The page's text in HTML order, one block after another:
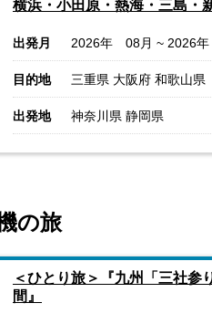
横浜・小田原・熱海・三島・
出発月 2026年 08月 ~ 2026
目的地 三重県 大阪府 和歌山県
出発地 神奈川県 静岡県
の旅
＜ひとり旅＞『九州「三社
間』